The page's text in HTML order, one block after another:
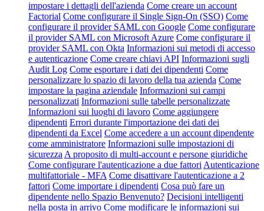
impostare i dettagli dell'azienda Come creare un account
Factorial Come configurare il Single Sign-On (SSO) Come
configurare il provider SAML con Google Come configurare
il provider SAML con Microsoft Azure Come configurare il
provider SAML con Okta Informazioni sui metodi di accesso
e autenticazione Come creare chiavi API Informazioni sugli
Audit Log Come esportare i dati dei dipendenti Come
personalizzare lo spazio di lavoro della tua azienda Come
impostare la pagina aziendale Informazioni sui campi
personalizzati Informazioni sulle tabelle personalizzate
Informazioni sui luoghi di lavoro Come aggiungere
dipendenti Errori durante l'importazione dei dati dei
dipendenti da Excel Come accedere a un account dipendente
come amministratore Informazioni sulle impostazioni di
sicurezza A proposito di multi-account e persone giuridiche
Come configurare l'autenticazione a due fattori Autenticazione
multifattoriale - MFA Come disattivare l'autenticazione a 2
fattori Come importare i dipendenti Cosa può fare un
dipendente nello Spazio Benvenuto? Decisioni intelligenti
nella posta in arrivo Come modificare le informazioni sui